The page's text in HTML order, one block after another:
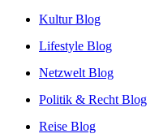
Kultur Blog
Lifestyle Blog
Netzwelt Blog
Politik & Recht Blog
Reise Blog